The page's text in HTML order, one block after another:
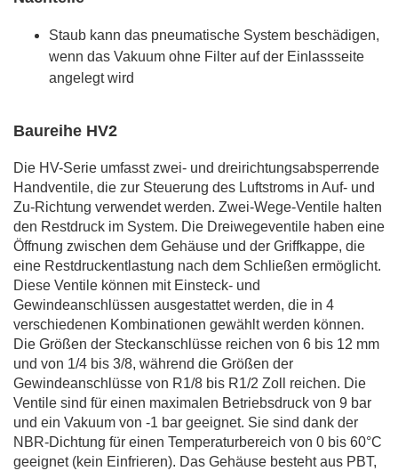
Staub kann das pneumatische System beschädigen,
wenn das Vakuum ohne Filter auf der Einlassseite
angelegt wird
Baureihe HV2
Die HV-Serie umfasst zwei- und dreirichtungsabsperrende
Handventile, die zur Steuerung des Luftstroms in Auf- und
Zu-Richtung verwendet werden. Zwei-Wege-Ventile halten
den Restdruck im System. Die Dreiwegeventile haben eine
Öffnung zwischen dem Gehäuse und der Griffkappe, die
eine Restdruckentlastung nach dem Schließen ermöglicht.
Diese Ventile können mit Einsteck- und
Gewindeanschlüssen ausgestattet werden, die in 4
verschiedenen Kombinationen gewählt werden können.
Die Größen der Steckanschlüsse reichen von 6 bis 12 mm
und von 1/4 bis 3/8, während die Größen der
Gewindeanschlüsse von R1/8 bis R1/2 Zoll reichen. Die
Ventile sind für einen maximalen Betriebsdruck von 9 bar
und ein Vakuum von -1 bar geeignet. Sie sind dank der
NBR-Dichtung für einen Temperaturbereich von 0 bis 60°C
geeignet (kein Einfrieren). Das Gehäuse besteht aus PBT,